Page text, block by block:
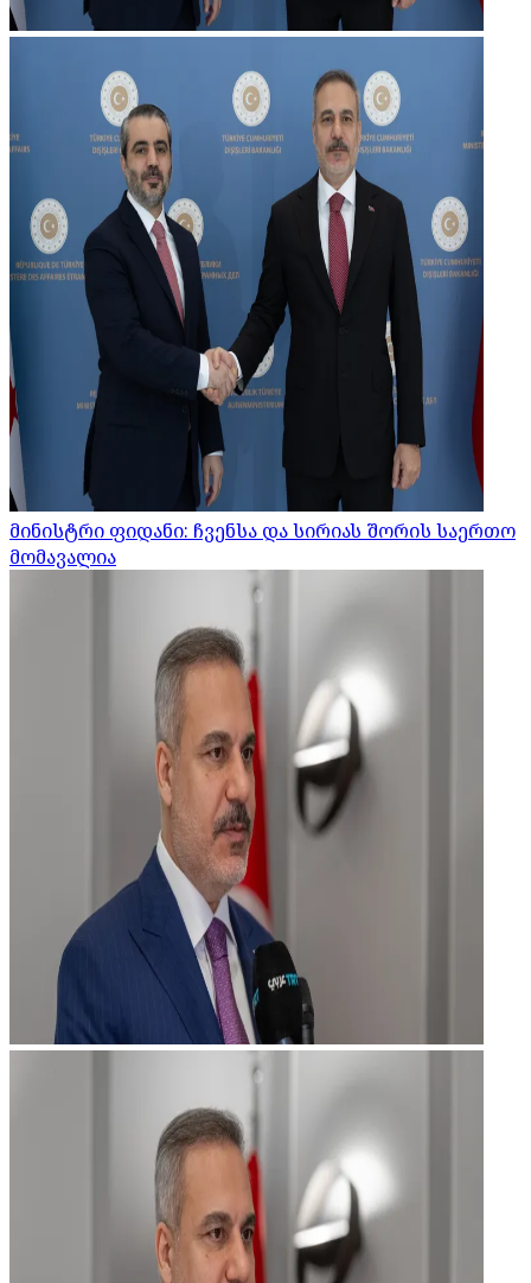
მინისტრი ფიდანი: ჩვენსა და სირიას შორის საერთო
მომავალია